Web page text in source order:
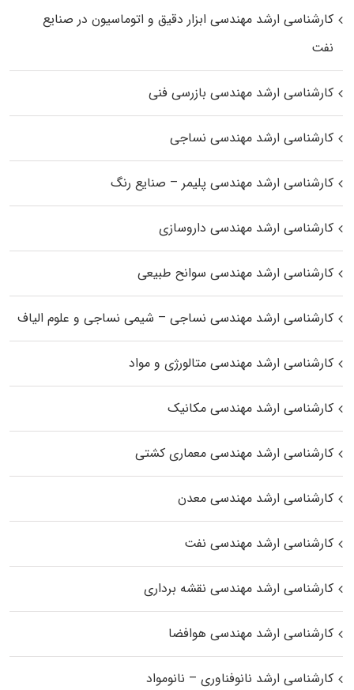
کارشناسی ارشد مهندسی ابزار دقیق و اتوماسیون در صنایع
نفت
کارشناسی ارشد مهندسی بازرسی فنی
کارشناسی ارشد مهندسی نساجی
کارشناسی ارشد مهندسی پلیمر – صنایع رنگ
کارشناسی ارشد مهندسی داروسازی
کارشناسی ارشد مهندسی سوانح طبیعی
کارشناسی ارشد مهندسی نساجی – شیمی نساجی و علوم الیاف
کارشناسی ارشد مهندسی متالورژی و مواد
کارشناسی ارشد مهندسی مکانیک
کارشناسی ارشد مهندسی معماری کشتی
کارشناسی ارشد مهندسی معدن
کارشناسی ارشد مهندسی نفت
کارشناسی ارشد مهندسی نقشه برداری
کارشناسی ارشد مهندسی هوافضا
کارشناسی ارشد نانوفناوری – نانومواد